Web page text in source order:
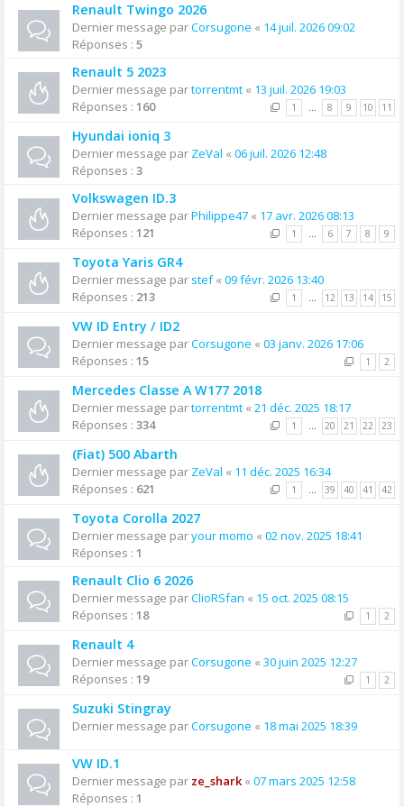
Renault Twingo 2026
Dernier message parCorsugone « 14 juil. 2026 09:02
Réponses : 5
Renault 5 2023
Dernier message partorrentmt « 13 juil. 2026 19:03
Réponses : 160 1 … 8 9 10 11
Hyundai ioniq 3
Dernier message par ZeVal « 06 juil. 2026 12:48
Réponses : 3
Volkswagen ID.3
Dernier message parPhilippe47 « 17 avr. 2026 08:13
Réponses : 121 1 … 6 7 8 9
Toyota Yaris GR4
Dernier message par stef« 09 févr. 2026 13:40
Réponses : 213 1 … 12 13 14 15
VW ID Entry / ID2
Dernier message parCorsugone « 03 janv. 2026 17:06
Réponses : 15 1 2
Mercedes Classe A W177 2018
Dernier message partorrentmt « 21 déc. 2025 18:17
Réponses : 334 1 … 20 21 22 23
(Fiat) 500 Abarth
Dernier message par ZeVal « 11 déc. 2025 16:34
Réponses : 621 1 … 39 40 41 42
Toyota Corolla 2027
Dernier message paryour momo « 02 nov. 2025 18:41
Réponses : 1
Renault Clio 6 2026
Dernier message parClioRSfan « 15 oct. 2025 08:15
Réponses : 18 1 2
Renault 4
Dernier message parCorsugone « 30 juin 2025 12:27
Réponses : 19 1 2
Suzuki Stingray
Dernier message parCorsugone « 18 mai 2025 18:39
VW ID.1
Dernier message par ze_shark« 07 mars 2025 12:58
Réponses : 1